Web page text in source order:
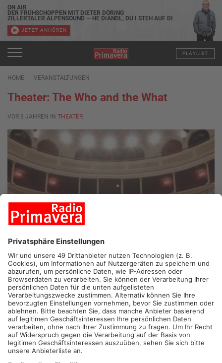
ON AIR
DER FRÜHSCHOPPEN MIT DIETER DÖRING
ZILLERTALER ALPENSOUND — HE DIANDL, DU I STEH AUF DI
JETZT ANHÖREN
PLAYLIST
HOME VERANSTALTUNGEN
Theater: The Who and the What
VOR 3 JAHREN IN THEATER
Im Zentrum des Stückes stehen der aus Pakistan nach Atlanta
im Süden der USA eingewanderte Afzalund seine Familie. Der
Patriarch hat sich von einem einfachen Taxifahrer zu einem
überaus erfolgreichenTaxiunternehmer hochgearbeitet und
sich nach dem Tod seiner Frau zwölf Jahre lang liebevoll um
dieErziehung seiner beiden nun erwachsenen Töchter
gekümmert. Mahwish möchte endlich die Frau